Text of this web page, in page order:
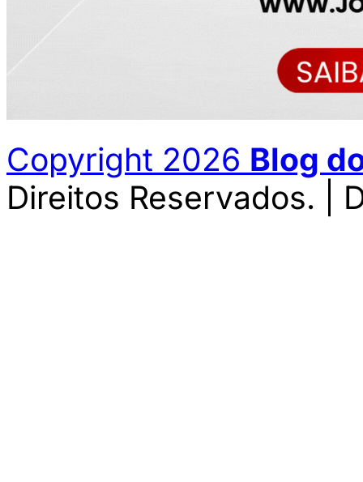
Copyright 2026 Blog
Direitos Reservados. |